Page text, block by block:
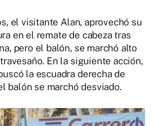
el visitante Alan, aprovechó su
en el remate de cabeza tras
pero el balón, se marchó alto
En la siguiente acción,
la escuadra derecha de
balón se marchó desviado.